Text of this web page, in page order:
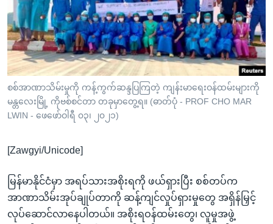
ညွန်း
စာမျက်နှာ
သို့
ကျော်
ကြည့်
ရန်
ရှာဖွေ
နေရာ
ကျော်
ရန်
သုတပဒေသာ အင်္ဂလိပ်စာ
Learning English
ဗွီအိုအေ လူမှုကွန်ယက်များ
ဘာသာစကားများ
စစ်အာဏာသိမ်းမှုကို ကန့်ကွက်ဆန္ဒပြကြတဲ့ ကျန်းမာရေးဝန်ထမ်းများကို
မန္တလေးမြို့ ကိုဗစ်စင်တာ တခုမှာတွေ့ရ။ (ဓာတ်ပုံ - PROF CHO MAR
LWIN - ဖေဖော်ဝါရီ ၀၃၊ ၂၀၂၁)
[Zawgyi/Unicode]
မြန်မာနိုင်ငံမှာ အရပ်သားအစိုးရကို ဖယ်ရှားပြီး စစ်တပ်က
အာဏာသိမ်းအုပ်ချုပ်တာကို ဆန့်ကျင်လှုပ်ရှားမှုတွေ အရှိန်မြှင့်
လုပ်ဆောင်လာနေပါတယ်။ အစိုးရဝန်ထမ်းတွေ၊ လူမှုအဖွဲ့